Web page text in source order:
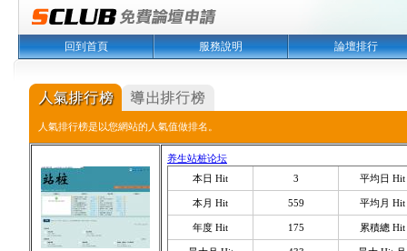
回到首頁 服務說明 論壇排行
人氣排行榜是以您網站的人氣值做排名。
养生站桩论坛
本日 Hit
3 平均日 Hit
本月 Hit 559 平均月 Hit
年度 Hit 175 累積總 Hit